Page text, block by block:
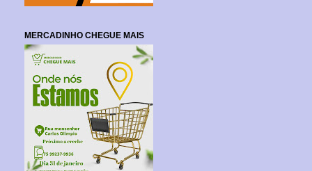
MERCADINHO CHEGUE MAIS